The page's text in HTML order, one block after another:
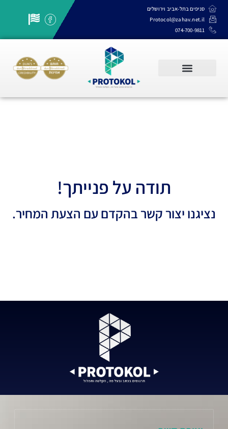
סניפים בתל-אביב וירושלים
Protocol@zahav.net.il
074-700-9811
תודה על פנייתך!
נציגנו יצור קשר בהקדם עם הצעת המחיר.